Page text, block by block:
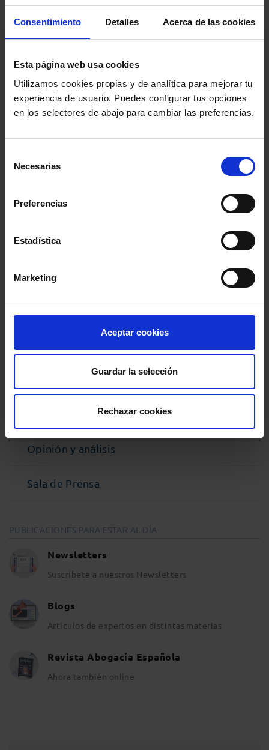
Consentimiento Detalles Acerca de las cookies
Esta página web usa cookies
Utilizamos cookies propias y de analítica para mejorar tu
experiencia de usuario. Puedes configurar tus opciones
en los selectores de abajo para cambiar las preferencias.
Necesarias
Preferencias
Estadística
Marketing
Aceptar cookies
Guardar la selección
Rechazar cookies
preventiva y posteriormente sean absueltas o
sobreseídas. «El derecho fundamental vulnerado, y
que consideramos no ha sido plenamente reparado, es
el derecho a la libertad, el cual se ve gravemente
afectado cuando una persona es enviada a prisión por
hechos en los que no tiene ninguna responsabilidad.
Esta situación se agrava aún más al tratarse de una
prisión sufrida en el extranjero, resultado de una
El fallo aún puede ser recurrido en casación.
MENÚ
Noticias
Opinión y análisis
Sala de Prensa
PUBLICACIONES PARA ESTAR AL DÍA
Newsletters
Suscríbete a nuestros Newsletters
Blogs
Artículos de expertos en distintas materias
Revista Abogacía Española
Ahora también online